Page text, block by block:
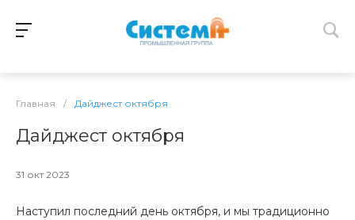
Главная / Дайджест октября
Дайджест октября
31 окт 2023
Наступил последний день октября, и мы традиционно